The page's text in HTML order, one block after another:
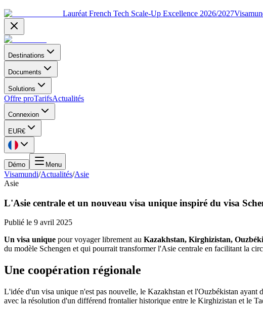
Lauréat French Tech Scale-Up Excellence 2026/2027
Destinations
Documents
Solutions
Offre proTarifsActualités
Connexion
EUR€
Démo Menu
Visamundi/Actualités/Asie
Asie
L'Asie centrale et un nouveau visa unique inspiré du visa
Publié le 9 avril 2025
Un visa unique pour voyager librement au Kazakhstan, Kirghizistan,
du modèle Schengen et qui pourrait transformer l'Asie centrale en facilitant la
Une coopération régionale
L'idée d'un visa unique n'est pas nouvelle, le Kazakhstan et l'Ouzbékistan
avec la résolution d'un différend frontalier historique entre le Kirghizistan et le